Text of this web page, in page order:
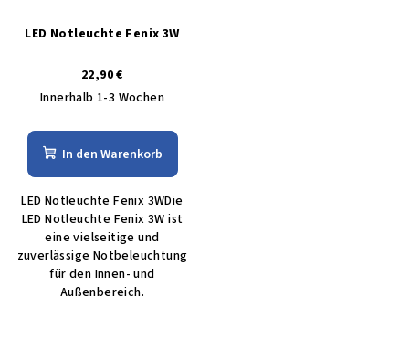
LED Notleuchte Fenix 3W
22,90 €
Innerhalb 1-3 Wochen
In den Warenkorb
LED Notleuchte Fenix 3WDie
LED Notleuchte Fenix 3W ist
eine vielseitige und
zuverlässige Notbeleuchtung
für den Innen- und
Außenbereich.